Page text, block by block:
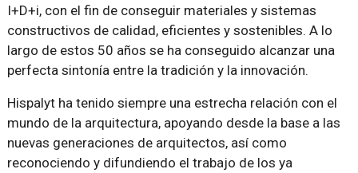
I+D+i, con el fin de conseguir materiales y sistemas
constructivos de calidad, eficientes y sostenibles. A lo
largo de estos 50 años se ha conseguido alcanzar una
perfecta sintonía entre la tradición y la innovación.
Hispalyt ha tenido siempre una estrecha relación con el
mundo de la arquitectura, apoyando desde la base a las
nuevas generaciones de arquitectos, así como
reconociendo y difundiendo el trabajo de los ya